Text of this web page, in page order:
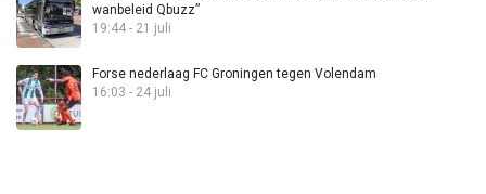
wanbeleid Qbuzz”
19:44 - 21 juli
Forse nederlaag FC Groningen tegen Volendam
16:03 - 24 juli